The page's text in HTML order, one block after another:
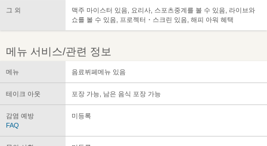
그 외
맥주 마이스터 있음, 요리사, 스포츠중계를 볼 수 있음, 라이브와
쇼를 볼 수 있음, 프로젝터・스크린 있음, 해피 아워 혜택
메뉴 서비스/관련 정보
메뉴 음료뷔페메뉴 있음
테이크 아웃 포장 가능, 남은 음식 포장 가능
감염 예방
FAQ
미등록